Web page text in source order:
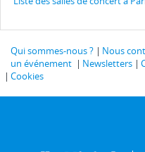
Qui sommes-nous ? Nous
un événement
Newsletters
Cookies